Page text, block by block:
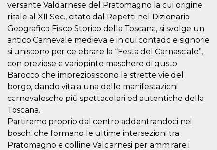
versante Valdarnese del Pratomagno la cui origine
risale al XII Sec., citato dal Repetti nel Dizionario
Geografico Fisico Storico della Toscana, si svolge un
antico Carnevale medievale in cui contado e signorie
si uniscono per celebrare la “Festa del Carnasciale”,
con preziose e variopinte maschere di gusto
Barocco che impreziosiscono le strette vie del
borgo, dando vita a una delle manifestazioni
carnevalesche più spettacolari ed autentiche della
Toscana.
Partiremo proprio dal centro addentrandoci nei
boschi che formano le ultime intersezioni tra
Pratomagno e colline Valdarnesi per ammirare i
cf_clearance
Cloudflare,
Inc.
.oooh.events
1 year
This cookie
is used by
the
CloudFlare
service to
identify
trusted web
traffic and
override any
restrictions
based on
the visitor's
IP address. It
is essential
supporting a
website's
security
features and
in providing